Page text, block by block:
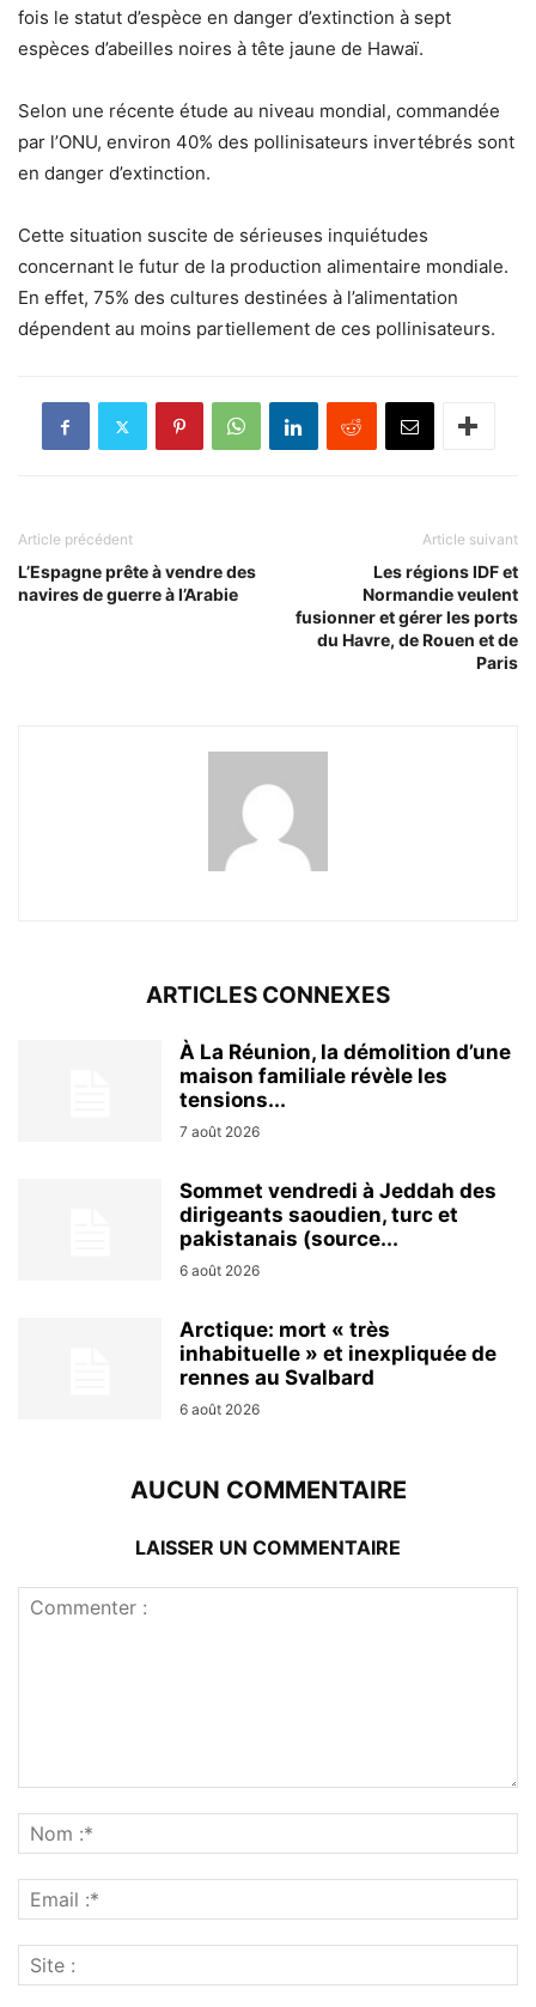
fois le statut d’espèce en danger d’extinction à sept
espèces d’abeilles noires à tête jaune de Hawaï.
Selon une récente étude au niveau mondial, commandée
par l’ONU, environ 40% des pollinisateurs invertébrés sont
en danger d’extinction.
Cette situation suscite de sérieuses inquiétudes
concernant le futur de la production alimentaire mondiale.
En effet, 75% des cultures destinées à l’alimentation
dépendent au moins partiellement de ces pollinisateurs.
Article précédent
L’Espagne prête à vendre des
navires de guerre à l’Arabie
Article suivant
Les régions IDF et
Normandie veulent
fusionner et gérer les ports
du Havre, de Rouen et de
Paris
ARTICLES CONNEXES
À La Réunion, la démolition d’une
maison familiale révèle les
tensions...
7 août 2026
Sommet vendredi à Jeddah des
dirigeants saoudien, turc et
pakistanais (source...
6 août 2026
Arctique: mort « très
inhabituelle » et inexpliquée de
rennes au Svalbard
6 août 2026
AUCUN COMMENTAIRE
LAISSER UN COMMENTAIRE